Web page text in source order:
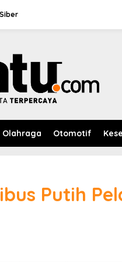
Olahraga Otomotif
Putih